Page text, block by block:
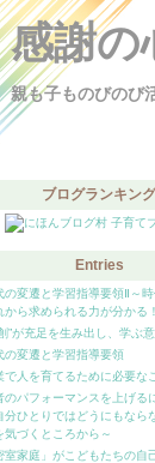
感謝の
親も子ものびのび
ブログランキング
Entries
の変遷と学習指導要領Ⅱ～
から求められる力が分かる
”が充足を生み出し、学ぶ
の変遷と学習指導要領
で人を育てるために必要な
のパフォーマンスを上げる
分ひとりではどうにもなら
気づくところから～
室家庭」がこどもたちの自